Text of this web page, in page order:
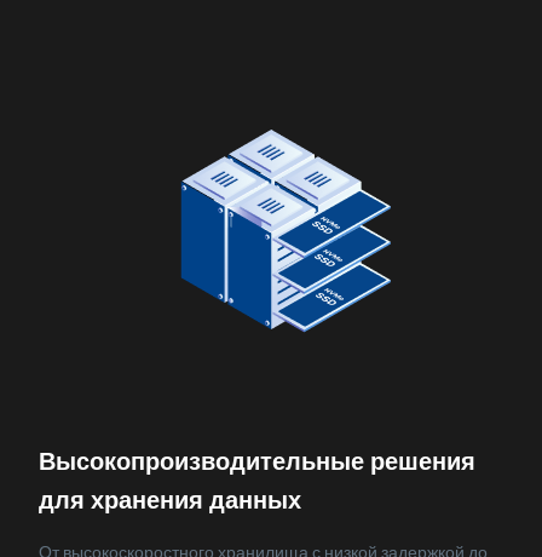
Высокопроизводительные решения
для хранения данных
От высокоскоростного хранилища с низкой задержкой до